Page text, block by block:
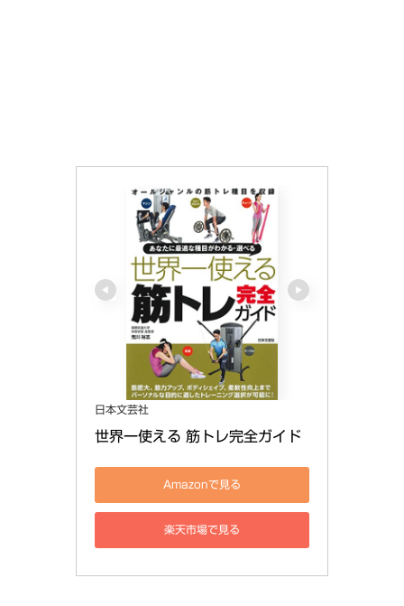
日本文芸社
世界一使える 筋トレ完全ガイド
Amazonで見る
楽天市場で見る